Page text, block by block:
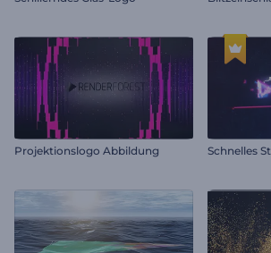
Projektionslogo Abbildung Schnelles